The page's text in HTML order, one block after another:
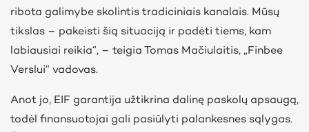
ribota galimybe skolintis tradiciniais kanalais. Mūsų
tikslas – pakeisti šią situaciją ir padėti tiems, kam
labiausiai reikia“, – teigia Tomas Mačiulaitis, „Finbee
Verslui“ vadovas.
Anot jo, EIF garantija užtikrina dalinę paskolų apsaugą,
todėl finansuotojai gali pasiūlyti palankesnes sąlygas.